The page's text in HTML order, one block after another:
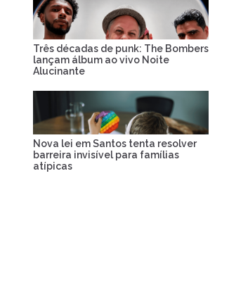
Três décadas de punk: The Bombers
lançam álbum ao vivo Noite
Alucinante
Nova lei em Santos tenta resolver
barreira invisível para famílias
atípicas